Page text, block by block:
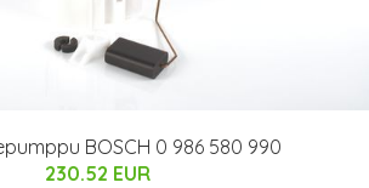
BOSCH 0 986 580 990
230.52 EUR